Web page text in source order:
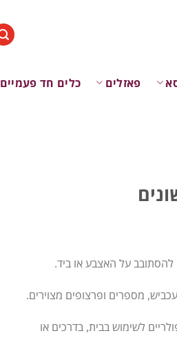
פאזלים כלים חד פעמיים
להסתובב על האצבע או ביד.
עכביש, מספרים ופרצופים מצוירים.
לשימוש בבית, בדרכים או